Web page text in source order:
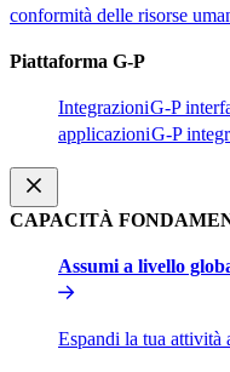
conformità delle risorse
Piattaforma G-P​​
Integrazioni​​G-P
applicazioni​​G-P
CAPACITÀ
Assumi a livello
Espandi la tua attività